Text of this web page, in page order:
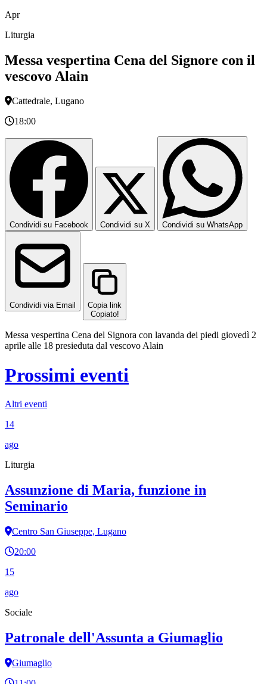
Apr
Liturgia
Messa vespertina Cena del Signore con il
vescovo Alain
Cattedrale, Lugano
18:00
Condividi su Facebook Condividi su X Condividi su WhatsApp
Condividi via Email
Copia link
Copiato!
Messa vespertina Cena del Signora con lavanda dei piedi giovedì 2
aprile alle 18 presieduta dal vescovo Alain
Prossimi eventi
Altri eventi
14
ago
Liturgia
Assunzione di Maria, funzione in
Seminario
Centro San Giuseppe, Lugano
20:00
15
ago
Sociale
Patronale dell'Assunta a Giumaglio
Giumaglio